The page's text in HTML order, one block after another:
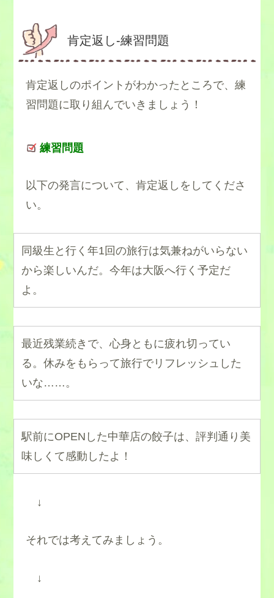
肯定返し-練習問題
肯定返しのポイントがわかったところで、練
習問題に取り組んでいきましょう！
練習問題
以下の発言について、肯定返しをしてくださ
い。
同級生と行く年1回の旅行は気兼ねがいらない
から楽しいんだ。今年は大阪へ行く予定だ
よ。
最近残業続きで、心身ともに疲れ切ってい
る。休みをもらって旅行でリフレッシュした
いな……。
駅前にOPENした中華店の餃子は、評判通り美
味しくて感動したよ！
↓
それでは考えてみましょう。
↓